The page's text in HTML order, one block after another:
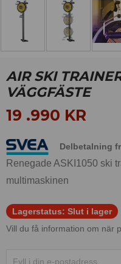
AIR SKI
VÄGGFÄSTE
19 .990 KR
Delbetalning
Renegade ASKI1050 ski
multimaskinen
Lagerstatus: Slut i lager
Vill du få information om när